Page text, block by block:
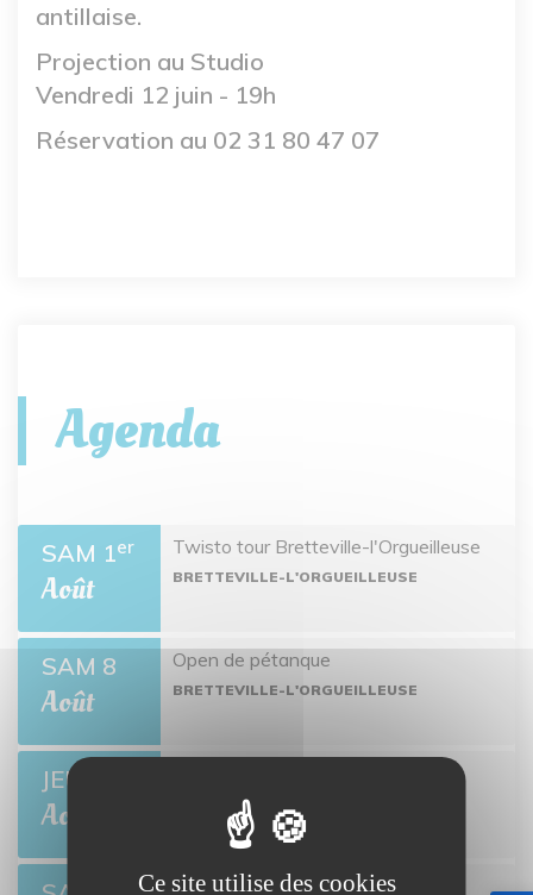
antillaise.
Projection au Studio
Vendredi 12 juin - 19h
Réservation au 02 31 80 47 07
Agenda
SAM 1er
Août
Twisto tour Bretteville-l'Orgueilleuse
BRETTEVILLE-L'ORGUEILLEUSE
SAM 8
Août
Open de pétanque
BRETTEVILLE-L'ORGUEILLEUSE
JEU 13
Août BRETTEVILLE-L'ORGUEILLEUSE
Open de pétanque
Ce site utilise des cookies